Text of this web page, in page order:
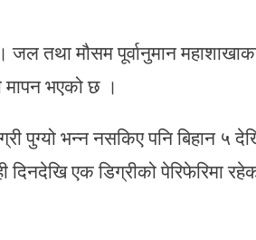
तथा मौसम पूर्वानुमान
मापन भएको छ ।
पुग्यो भन्न नसकिए पनि बिहान ५
एक डिग्रीको पेरिफेरिमा